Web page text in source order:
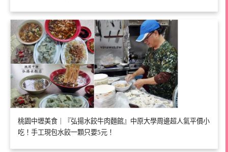
桃園中壢美食｜『弘揚水餃牛肉麵館』中原大學周邊超人氣平價小
吃！手工現包水餃一顆只要5元！